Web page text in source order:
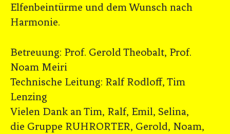
Elfenbeintürme und dem Wunsch nach
Harmonie.
Betreuung: Prof. Gerold Theobalt, Prof.
Noam Meiri
Technische Leitung: Ralf Rodloff, Tim
Lenzing
Vielen Dank an Tim, Ralf, Emil, Selina,
die Gruppe RUHRORTER, Gerold, Noam,